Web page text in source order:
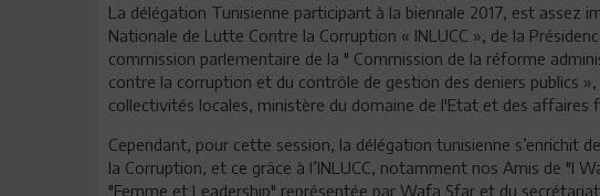
La délégation Tunisienne participant à la biennale 2017, est assez
Nationale de Lutte Contre la Corruption « INLUCC », de la
commission parlementaire de la " Commission de la réforme
contre la corruption et du contrôle de gestion des deniers publics
collectivités locales, ministère du domaine de l'Etat et des affaires
Cependant, pour cette session, la délégation tunisienne s’enrichit
la Corruption, et ce grâce à l’INLUCC, notamment nos Amis de "I
"Femme et Leadership" représentée par Wafa Sfar et du